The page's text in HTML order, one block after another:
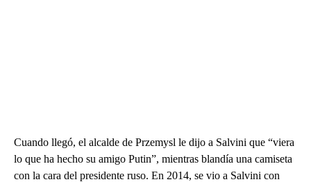
Cuando llegó, el alcalde de Przemysl le dijo a Salvini que “viera
lo que ha hecho su amigo Putin”, mientras blandía una camiseta
con la cara del presidente ruso. En 2014, se vio a Salvini con